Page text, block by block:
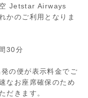
空 Jetstar Airways
かのご利用となりま
30分
の便が表示料金でご
なお座席確保のため
だきます。